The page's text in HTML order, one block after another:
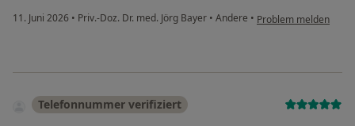
11. Juni 2026 • Priv.-Doz. Dr. med. Jörg Bayer • Andere • Problem melden
Telefonnummer verifiziert